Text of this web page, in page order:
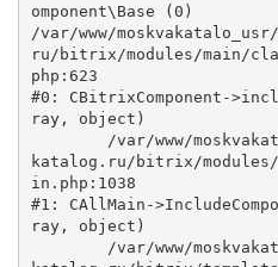
omponent\Base (0)
/var/www/
ru/bitrix/modules/main/
php:623
#0: CBitrixComponent-
ray, object)
katalog.ru/bitrix/modules/
in.php:1038
#1: CAllMain-
ray, object)